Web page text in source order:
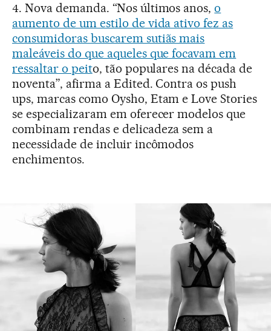
4. Nova demanda. “Nos últimos anos,o
aumento de um estilo de vida ativo fez as
consumidoras buscarem sutiãs mais
maleáveis do que aqueles que focavam em
ressaltar o peito, tão populares na década de
noventa”, afirma a Edited. Contra os push
ups, marcas como Oysho, Etam e Love Stories
se especializaram em oferecer modelos que
combinam rendas e delicadeza sem a
necessidade de incluir incômodos
enchimentos.